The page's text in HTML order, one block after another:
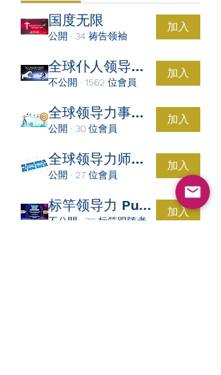
国度无限
公開 · 34 祷告领袖
加入
全球仆人领导力复兴平台 群組
不公開 · 1562 位會員
加入
全球领导力事工群
公開 · 30 位會員
加入
全球领导力师资群招募中
公開 · 27 位會員
加入
标竿领导力 Purpose Driven Leadership 群組
不公開 70 标竿跟随者
加入